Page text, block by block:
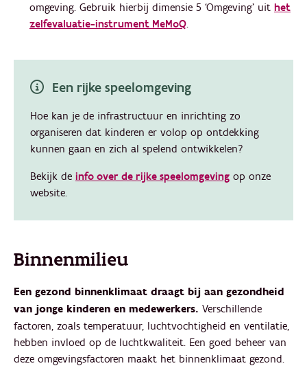
omgeving. Gebruik hierbij dimensie 5 ‘Omgeving’ uit het
zelfevaluatie-instrument MeMoQ.
Een rijke speelomgeving
Hoe kan je de infrastructuur en inrichting zo
organiseren dat kinderen er volop op ontdekking
kunnen gaan en zich al spelend ontwikkelen?
Bekijk de info over de rijke speelomgeving op onze
website.
Binnenmilieu
Een gezond binnenklimaat draagt bij aan gezondheid
van jonge kinderen en medewerkers. Verschillende
factoren, zoals temperatuur, luchtvochtigheid en ventilatie,
hebben invloed op de luchtkwaliteit. Een goed beheer van
deze omgevingsfactoren maakt het binnenklimaat gezond.